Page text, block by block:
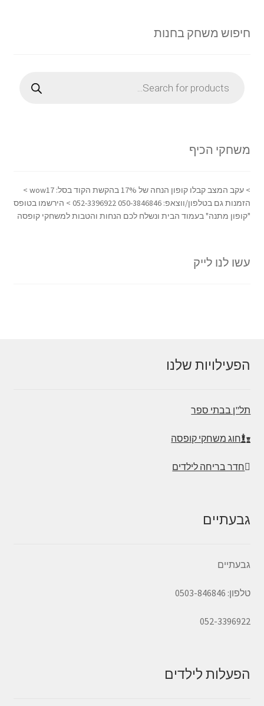
חיפוש משחק בחנות
search
משחקי הכיף
> עקב המצב קבלו קופון הנחה של 17% בהקשת הקוד בסל: wow17 >
הזמנות גם בטלפון/ווצאפ: 050-3846846 052-3396922 > הירשמו בטופס
"קופון מתנה" בעמוד הבית ונשלח לכם הנחות והטבות למשחקי קופסה
עשו לנו לייק
הפעילויות שלנו
תל"ן בבתי ספר
חוג משחקי קופסה
חדר בריחה לילדים
גבעתיים
גבעתיים
טלפון: 0503-846846
052-3396922
הפעלות לילדים